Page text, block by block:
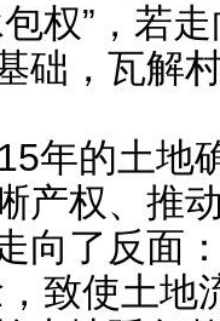
权”，若
础，瓦解
年的土地
产权、推
向了反面
致使土地